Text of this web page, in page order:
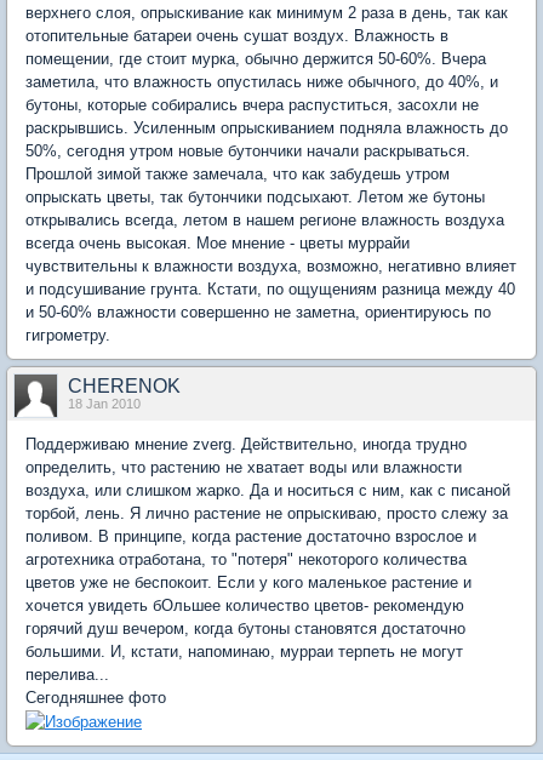
верхнего слоя, опрыскивание как минимум 2 раза в день, так как
отопительные батареи очень сушат воздух. Влажность в
помещении, где стоит мурка, обычно держится 50-60%. Вчера
заметила, что влажность опустилась ниже обычного, до 40%, и
бутоны, которые собирались вчера распуститься, засохли не
раскрывшись. Усиленным опрыскиванием подняла влажность до
50%, сегодня утром новые бутончики начали раскрываться.
Прошлой зимой также замечала, что как забудешь утром
опрыскать цветы, так бутончики подсыхают. Летом же бутоны
открывались всегда, летом в нашем регионе влажность воздуха
всегда очень высокая. Мое мнение - цветы муррайи
чувствительны к влажности воздуха, возможно, негативно влияет
и подсушивание грунта. Кстати, по ощущениям разница между 40
и 50-60% влажности совершенно не заметна, ориентируюсь по
гигрометру.
CHERENOK
18 Jan 2010
Поддерживаю мнение zverg. Действительно, иногда трудно
определить, что растению не хватает воды или влажности
воздуха, или слишком жарко. Да и носиться с ним, как с писаной
торбой, лень. Я лично растение не опрыскиваю, просто слежу за
поливом. В принципе, когда растение достаточно взрослое и
агротехника отработана, то "потеря" некоторого количества
цветов уже не беспокоит. Если у кого маленькое растение и
хочется увидеть бОльшее количество цветов- рекомендую
горячий душ вечером, когда бутоны становятся достаточно
большими. И, кстати, напоминаю, мурраи терпеть не могут
перелива...
Сегодняшнее фото